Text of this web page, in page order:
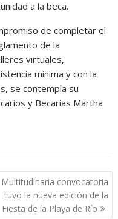
a la beca.
de completar el
de la
virtuales,
mínima y con la
se contempla su
y Becarias Martha
Multitudinaria convocatoria
tuvo la nueva edición de la
Fiesta de la Playa de Río